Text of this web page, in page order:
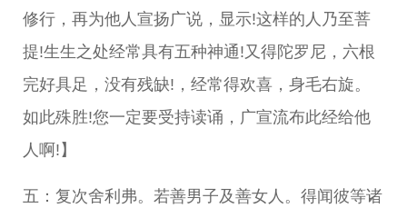
修行，再为他人宣扬广说，显示!这样的人乃至菩
提!生生之处经常具有五种神通!又得陀罗尼，六根
完好具足，没有残缺!，经常得欢喜，身毛右旋。
如此殊胜!您一定要受持读诵，广宣流布此经给他
人啊!】
五：复次舍利弗。若善男子及善女人。得闻彼等诸